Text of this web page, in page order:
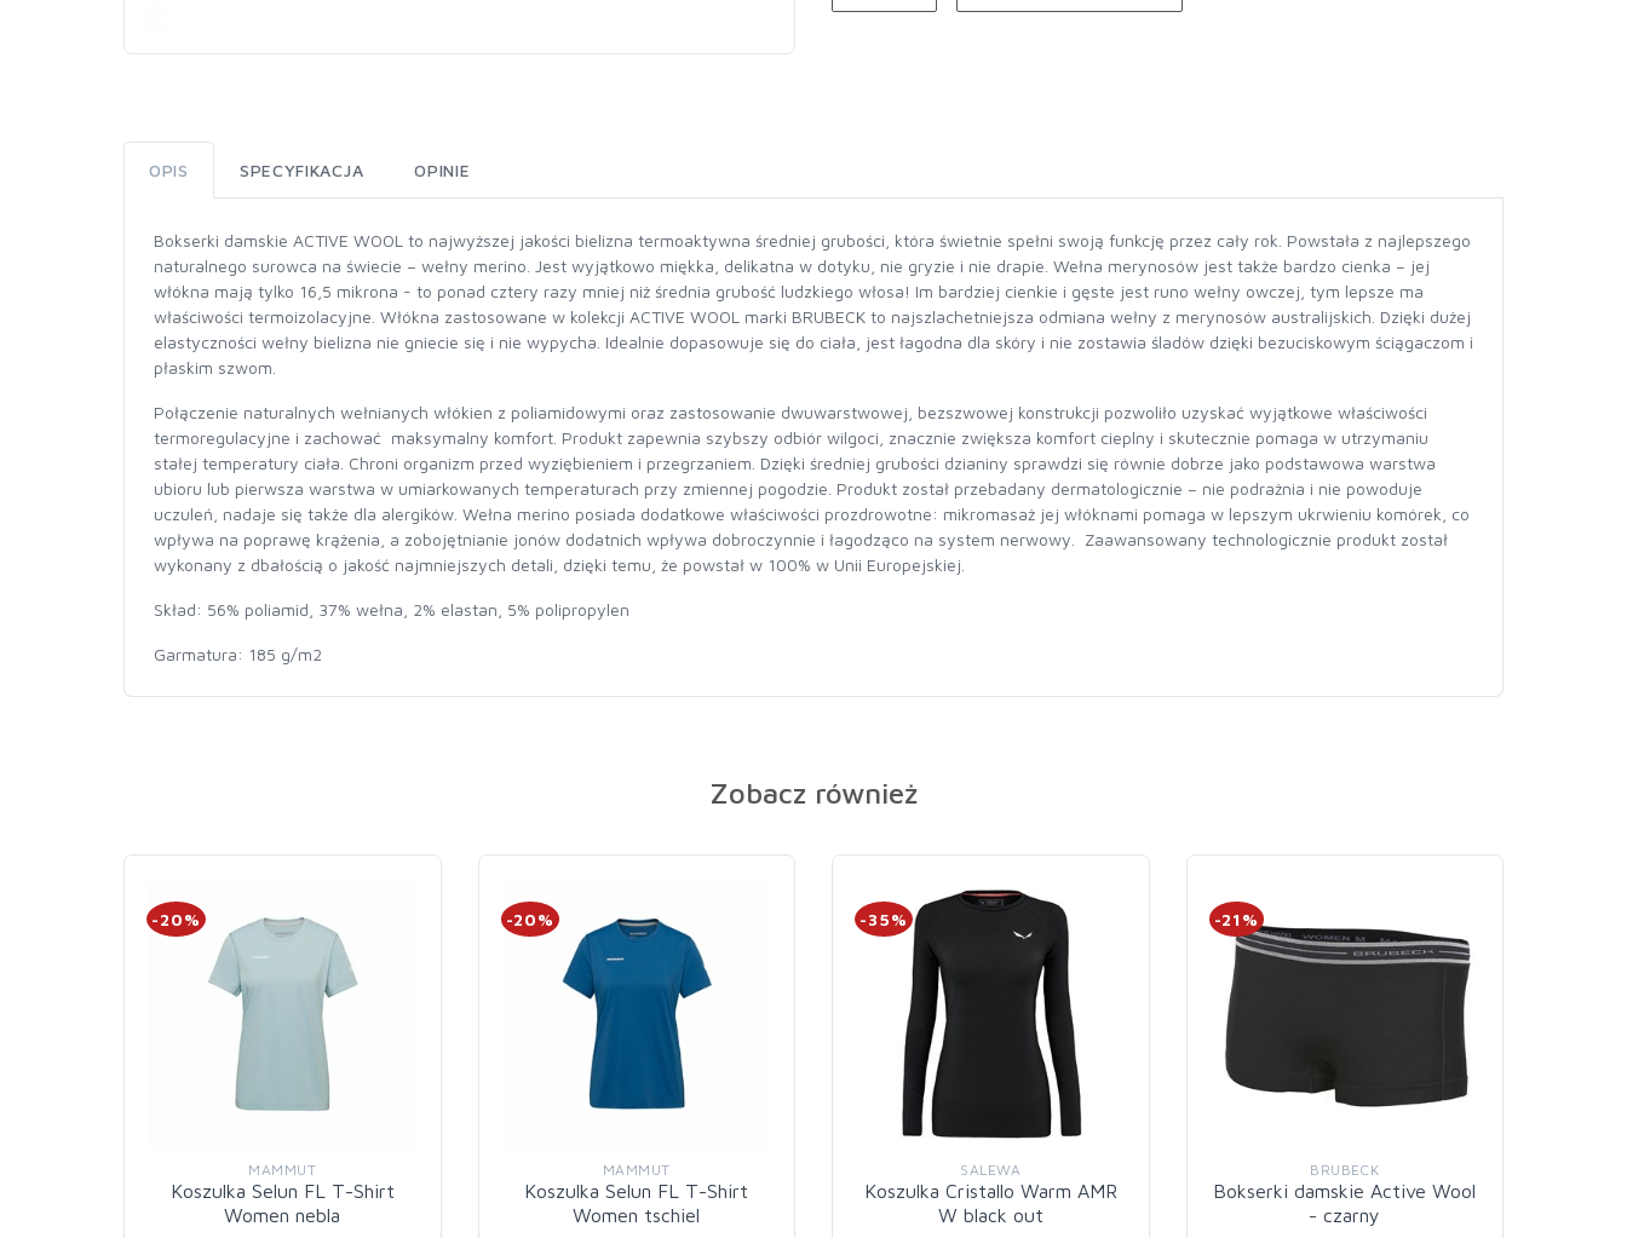
OPIS SPECYFIKACJA OPINIE
Bokserki damskie ACTIVE WOOL to najwyższej jakości bielizna termoaktywna średniej grubości, która świetnie spełni swoją funkcję przez cały rok. Powstała z najlepszego
naturalnego surowca na świecie – wełny merino. Jest wyjątkowo miękka, delikatna w dotyku, nie gryzie i nie drapie. Wełna merynosów jest także bardzo cienka – jej
włókna mają tylko 16,5 mikrona - to ponad cztery razy mniej niż średnia grubość ludzkiego włosa! Im bardziej cienkie i gęste jest runo wełny owczej, tym lepsze ma
właściwości termoizolacyjne. Włókna zastosowane w kolekcji ACTIVE WOOL marki BRUBECK to najszlachetniejsza odmiana wełny z merynosów australijskich. Dzięki dużej
elastyczności wełny bielizna nie gniecie się i nie wypycha. Idealnie dopasowuje się do ciała, jest łagodna dla skóry i nie zostawia śladów dzięki bezuciskowym ściągaczom i
płaskim szwom.
Połączenie naturalnych wełnianych włókien z poliamidowymi oraz zastosowanie dwuwarstwowej, bezszwowej konstrukcji pozwoliło uzyskać wyjątkowe właściwości
termoregulacyjne i zachować maksymalny komfort. Produkt zapewnia szybszy odbiór wilgoci, znacznie zwiększa komfort cieplny i skutecznie pomaga w utrzymaniu
stałej temperatury ciała. Chroni organizm przed wyziębieniem i przegrzaniem. Dzięki średniej grubości dzianiny sprawdzi się równie dobrze jako podstawowa warstwa
ubioru lub pierwsza warstwa w umiarkowanych temperaturach przy zmiennej pogodzie. Produkt został przebadany dermatologicznie – nie podrażnia i nie powoduje
uczuleń, nadaje się także dla alergików. Wełna merino posiada dodatkowe właściwości prozdrowotne: mikromasaż jej włóknami pomaga w lepszym ukrwieniu komórek, co
wpływa na poprawę krążenia, a zobojętnianie jonów dodatnich wpływa dobroczynnie i łagodząco na system nerwowy. Zaawansowany technologicznie produkt został
wykonany z dbałością o jakość najmniejszych detali, dzięki temu, że powstał w 100% w Unii Europejskiej.
Skład: 56% poliamid, 37% wełna, 2% elastan, 5% polipropylen
Garmatura: 185 g/m2
Zobacz również
-20%
MAMMUT
Koszulka Selun FL T-Shirt
Women nebla
-20%
MAMMUT
Koszulka Selun FL T-Shirt
Women tschiel
-35%
SALEWA
Koszulka Cristallo Warm AMR
W black out
-21%
BRUBECK
Bokserki damskie Active Wool
- czarny